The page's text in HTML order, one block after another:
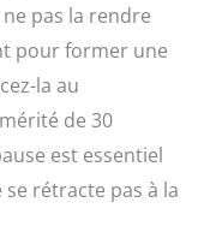
pas la rendre
pour former une
la au
de 30
est essentiel
rétracte pas à la